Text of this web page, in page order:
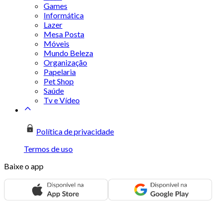
Games
Informática
Lazer
Mesa Posta
Móveis
Mundo Beleza
Organização
Papelaria
Pet Shop
Saúde
Tv e Vídeo
Política de privacidade
Termos de uso
Baixe o app